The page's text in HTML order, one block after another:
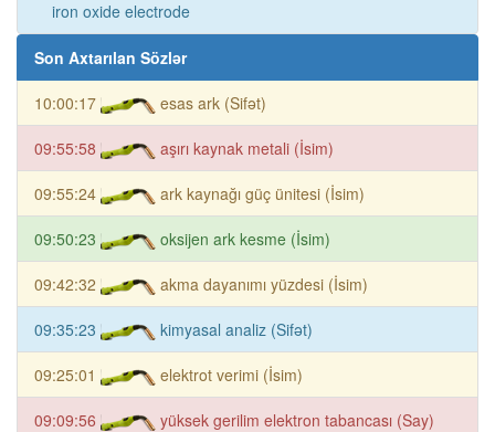
iron oxide electrode
Son Axtarılan Sözlər
10:00:17 esas ark (Sifət)
09:55:58 aşırı kaynak metali (İsim)
09:55:24 ark kaynağı güç ünitesi (İsim)
09:50:23 oksijen ark kesme (İsim)
09:42:32 akma dayanımı yüzdesi (İsim)
09:35:23 kimyasal analiz (Sifət)
09:25:01 elektrot verimi (İsim)
09:09:56 yüksek gerilim elektron tabancası (Say)